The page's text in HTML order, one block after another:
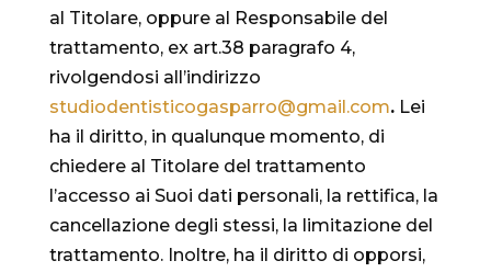
al Titolare, oppure al Responsabile del
trattamento, ex art.38 paragrafo 4,
rivolgendosi all’indirizzo
studiodentisticogasparro@gmail.com.Lei
ha il diritto, in qualunque momento, di
chiedere al Titolare del trattamento
l’accesso ai Suoi dati personali, la rettifica, la
cancellazione degli stessi, la limitazione del
trattamento. Inoltre, ha il diritto di opporsi,